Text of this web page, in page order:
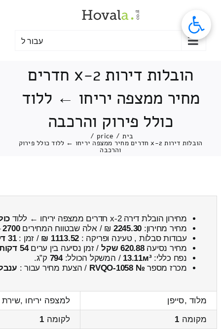
עבור ל
הובלות דירות 2-x חדרים
מחיר ממצפה יריחו ← ללוד
כולל פירוק והרכבה
בית /
price
/
הובלות דירות 2-x חדרים מחיר ממצפה יריחו ← ללוד כולל פירוק
והרכבה
מחירון הובלת דירה 2-x חדרים ממצפה יריחו ← ללוד
מחיר מחירון: 2245.30 ₪ / אלה שבטווח המחירים2700
עבודות סבלות , טעינה ופריקה : 1113.52 ₪ / זמן :31 דקות 54 שניות
מחיר נסיעה620.88 שקל / זמן נסיעה בין ערים54 דקות
נפח כללי:13.11м³ / המשקל הכולל:794 ק”ג.
מכרז מספר № RVQO-1058 / הצעת מחיר עבור :
מלוד ,סייפן
למצפה יריחו ,שירת
מקומה 1 לקומה 1